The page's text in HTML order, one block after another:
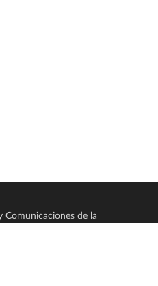
de la